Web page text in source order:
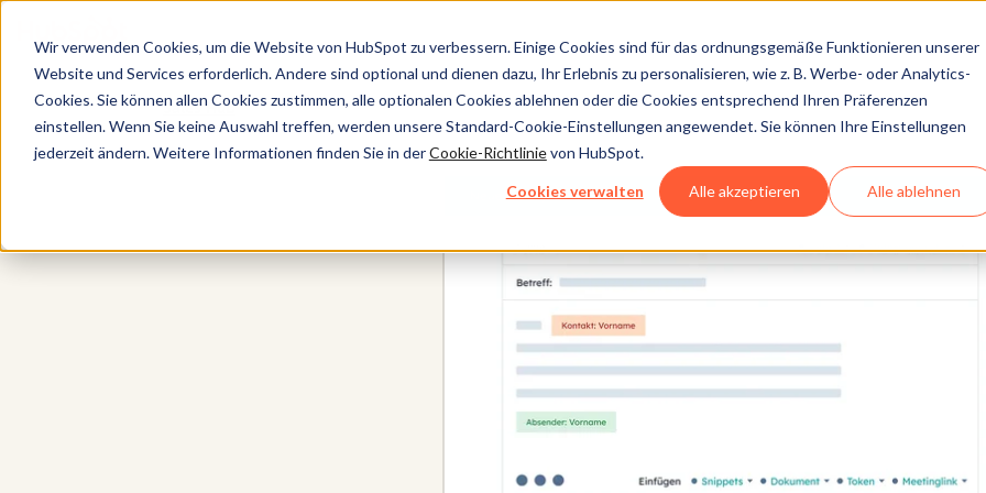
Wir verwenden Cookies, um die Website von HubSpot zu verbessern. Einige Cookies sind für das ordnungsgemäße Funktionieren unserer
Website und Services erforderlich. Andere sind optional und dienen dazu, Ihr Erlebnis zu personalisieren, wie z. B. Werbe- oder Analytics-
Cookies. Sie können allen Cookies zustimmen, alle optionalen Cookies ablehnen oder die Cookies entsprechend Ihren Präferenzen
einstellen. Wenn Sie keine Auswahl treffen, werden unsere Standard-Cookie-Einstellungen angewendet. Sie können Ihre Einstellungen
jederzeit ändern. Weitere Informationen finden Sie in derCookie-Richtlinievon HubSpot.
Cookies verwalten Alle akzeptieren Alle ablehnen
Sales Hub